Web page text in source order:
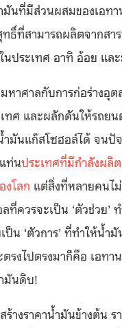
มันที่มีส่วนผสมของเอท
ธิ์ที่สามารถผลิตจากสา
นประเทศ อาทิ อ้อย แล
หาศาลกับการก่อร่างอุต
ทศ และผลักดันให้รถยน
ำมันแก๊สโซฮอล์ได้ จนปั
ท่นประเทศที่มีกำลังผลิ
โลก แต่สิ่งที่หลายคนไ
ที่ควรจะเป็น ‘ตัวช่วย’
ป็น ‘ตัวการ’ ที่ทำให้น้ำ
รงไปตรงมาก็คือ เอทา
มันดิบ!
ร้างราคาน้ำมันข้างต้น ร